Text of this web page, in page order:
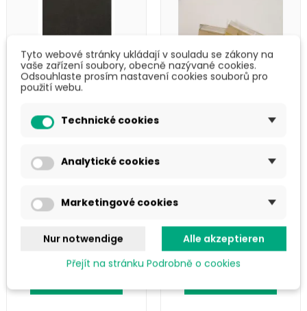
Stretchfolie
42,57 Kč inkl. MwSt.
Gepolsterte
Packung mit
100 Stück
767 Kč
927,81 Kč inkl. MwSt.
Tyto webové stránky ukládají v souladu se zákony na
vaše zařízení soubory, obecně nazývané cookies.
Odsouhlaste prosím nastavení cookies souborů pro
použití webu.
Technické cookies
Analytické cookies
Marketingové cookies
Nur notwendige
Alle akzeptieren
Přejít na stránku Podrobně o cookies